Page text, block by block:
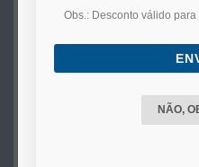
Obs.: Desconto válido
NÃO,